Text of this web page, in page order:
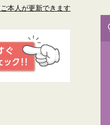
本人が更新できます